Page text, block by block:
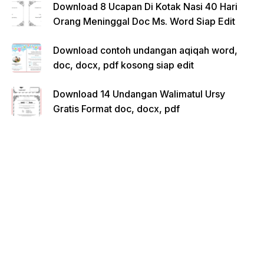
Download 8 Ucapan Di Kotak Nasi 40 Hari
Orang Meninggal Doc Ms. Word Siap Edit
Download contoh undangan aqiqah word,
doc, docx, pdf kosong siap edit
Download 14 Undangan Walimatul Ursy
Gratis Format doc, docx, pdf